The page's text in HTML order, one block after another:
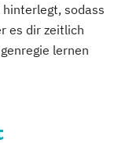
sodass
es dir zeitlich
lernen